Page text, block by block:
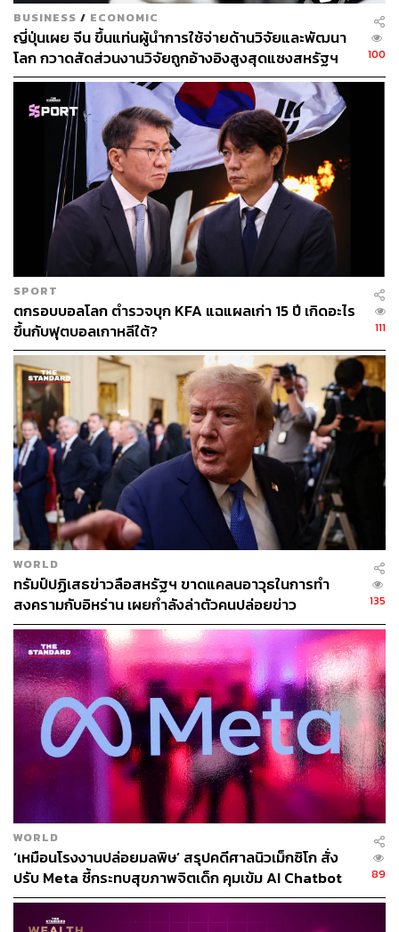
659
ABOUT THE AUTHOR
สกุลชัย เก่งอนันตานนท์
Content Creator สำนักข่าว THE
STANDARD WEALTH
BUSINESS / ECONOMIC
ญี่ปุ่นเผย จีน ขึ้นแท่นผู้นำการใช้จ่ายด้านวิจัยและพัฒนา
โลก กวาดสัดส่วนงานวิจัยถูกอ้างอิงสูงสุดแซงสหรัฐฯ
100
SPORT
ตกรอบบอลโลก ตำรวจบุก KFA แฉแผลเก่า 15 ปี เกิดอะไร
ขึ้นกับฟุตบอลเกาหลีใต้?
111
WORLD
ทรัมป์ปฏิเสธข่าวลือสหรัฐฯ ขาดแคลนอาวุธในการทำ
สงครามกับอิหร่าน เผยกำลังล่าตัวคนปล่อยข่าว
135
WORLD
‘เหมือนโรงงานปล่อยมลพิษ’ สรุปคดีศาลนิวเม็กซิโก สั่ง
ปรับ Meta ชี้กระทบสุขภาพจิตเด็ก คุมเข้ม AI Chatbot
89